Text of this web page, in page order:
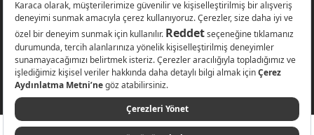
Websitesinde kullanılan bazı görseller yapay zekâ (AI) ile üretilmiştir.
Karaca.com © 2026 - Karaca Züccaciye A.Ş. Tüm hakları saklıdır.